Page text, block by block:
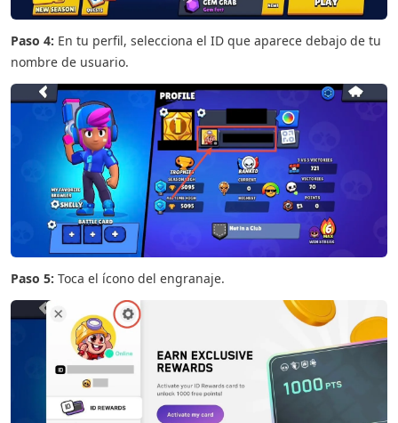
Paso 4: En tu perfil, selecciona el ID que aparece debajo de tu
nombre de usuario.
Paso 5: Toca el ícono del engranaje.